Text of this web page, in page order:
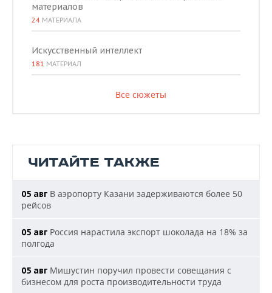
материалов
24 МАТЕРИАЛА
Искусственный интеллект
181 МАТЕРИАЛ
Все сюжеты
ЧИТАЙТЕ ТАКЖЕ
05 авг В аэропорту Казани задерживаются более 50
рейсов
05 авг Россия нарастила экспорт шоколада на 18% за
полгода
05 авг Мишустин поручил провести совещания с
бизнесом для роста производительности труда